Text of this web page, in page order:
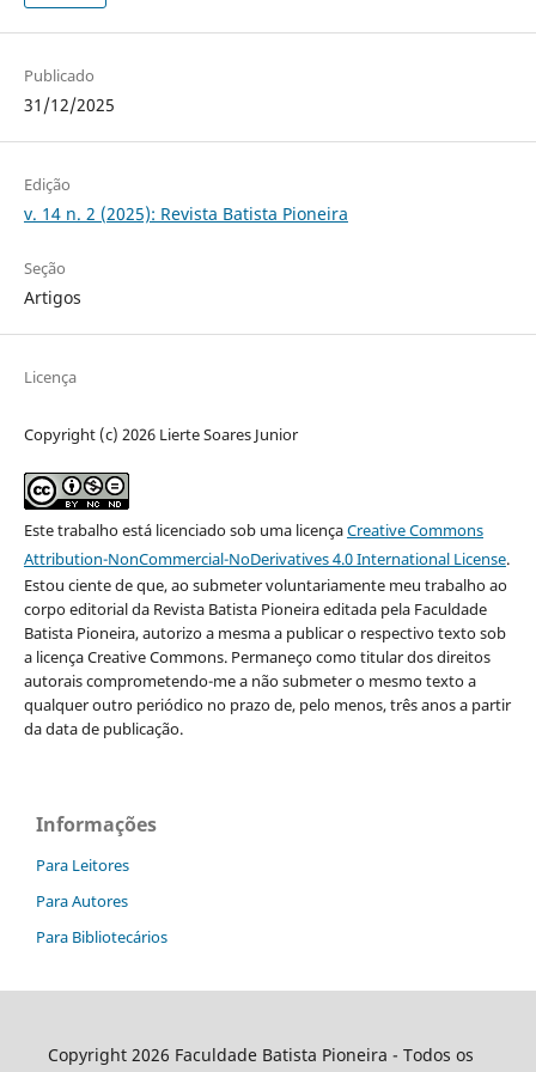
Publicado
31/12/2025
Edição
v. 14 n. 2 (2025): Revista Batista Pioneira
Seção
Artigos
Licença
Copyright (c) 2026 Lierte Soares Junior
Este trabalho está licenciado sob uma licençaCreative Commons
Attribution-NonCommercial-NoDerivatives 4.0 International License.
Estou ciente de que, ao submeter voluntariamente meu trabalho ao
corpo editorial da Revista Batista Pioneira editada pela Faculdade
Batista Pioneira, autorizo a mesma a publicar o respectivo texto sob
a licença Creative Commons. Permaneço como titular dos direitos
autorais comprometendo-me a não submeter o mesmo texto a
qualquer outro periódico no prazo de, pelo menos, três anos a partir
da data de publicação.
Informações
Para Leitores
Para Autores
Para Bibliotecários
Copyright 2026 Faculdade Batista Pioneira - Todos os